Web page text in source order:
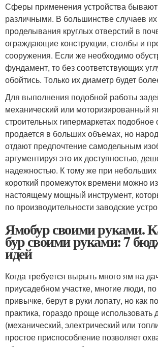
Сферы применения устройства
различными. В большинстве случаев
проделывания круглых отверстий в
ограждающие конструкции, столбы и
сооружения. Если же необходимо
фундамент, то без соответствующих
обойтись. Только их диаметр будет
Для выполнения подобной работы
механический или моторизированный
строительных гипермаркетах подобное
продается в больших объемах, но
отдают предпочтение самодельным
аргументируя это их доступностью,
надежностью. К тому же при
короткий промежуток времени можно
настоящему мощный инструмент,
по производительности заводские
Ямобур своими руками.
бур своими руками: 7
идей
Когда требуется вырыть много ям на
приусадебном участке, многие люди, по
привычке, берут в руки лопату, но как
практика, гораздо проще использовать
(механический, электрический или
простое приспособление позволяет